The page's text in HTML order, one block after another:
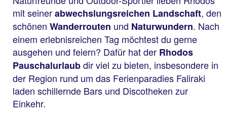
mit seinerabwechslungsreichen Landschaft, den
schönen Wanderrouten und Naturwundern. Nach
einem erlebnisreichen Tag möchtest du gerne
ausgehen und feiern? Dafür hat der Rhodos
Pauschalurlaubdir viel zu bieten, insbesondere in
der Region rund um das Ferienparadies Faliraki
laden schillernde Bars und Discotheken zur
Einkehr.